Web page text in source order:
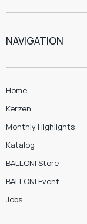
NAVIGATION
Home
Kerzen
Monthly Highlights
Katalog
BALLONI Store
BALLONI Event
Jobs